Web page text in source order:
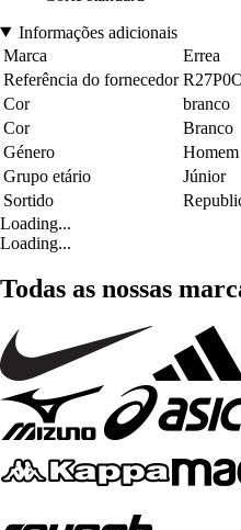
Informações adicionais
Marca
Errea
Referência do fornecedor
Cor
branco
Cor
Branco
Género
Homem
Grupo etário
Júnior
Sortido
Loading...
Loading...
Todas as nossas